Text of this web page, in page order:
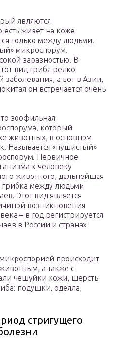
являются
живет на коже
только между людьми.
микроспорум.
заразностью. В
вид гриба редко
заболевания, а вот в Азии,
он встречается очень
зоофильная
который
животных, в основном
Называется «пушистый»
Первичное
к человеку
животного, дальнейшая
грибка между людьми
Этот вид является
возникновения
– в год регистрируется
в России и странах
происходит
а также с
чешуйки кожи, шерсть
подушки, одеяла,
стригущего